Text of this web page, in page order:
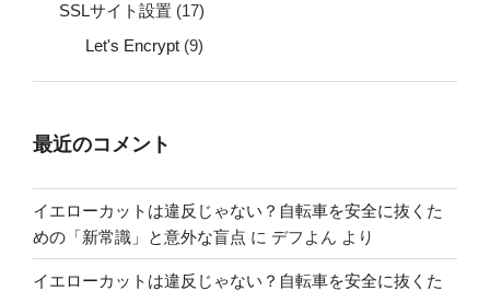
SSLサイト設置 (17)
Let's Encrypt (9)
最近のコメント
イエローカットは違反じゃない？自転車を安全に抜くた
めの「新常識」と意外な盲点 に デフよん より
イエローカットは違反じゃない？自転車を安全に抜くた